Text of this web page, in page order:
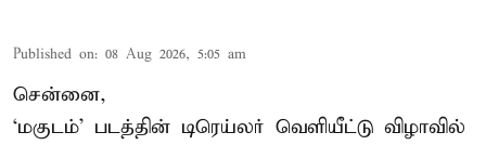
Published on: 08 Aug 2026, 5:05 am
சென்னை,
‘மகுடம்’ படத்தின் டிரெய்லர் வெளியீட்டு விழாவில்